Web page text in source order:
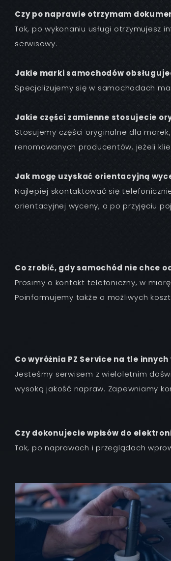
Czy po naprawie otrzymam
Tak, po wykonaniu usługi
serwisowy.
Jakie marki samochodów
Specjalizujemy się w samochodach
Jakie części zamienne stosujecie
Stosujemy części oryginalne dla
renomowanych producentów, jeżeli
Jak mogę uzyskać orientacyjną
Najlepiej skontaktować się
orientacyjnej wyceny, a po przyjęciu
Co zrobić, gdy samochód nie chce
Prosimy o kontakt telefoniczny, w
Poinformujemy także o możliwych
Co wyróżnia PZ Service na tle
Jesteśmy serwisem z wieloletnim
wysoką jakość napraw. Zapewniamy
Czy dokonujecie wpisów do
Tak, po naprawach i przeglądach